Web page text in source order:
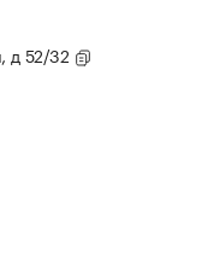
д 52/32